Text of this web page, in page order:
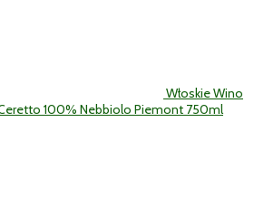
Włoskie Wino
100% Nebbiolo Piemont 750ml